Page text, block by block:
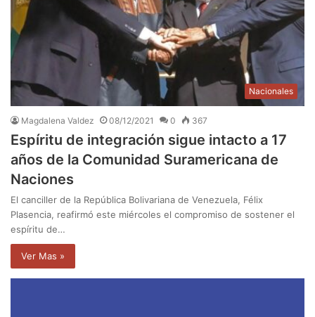
Nacionales
Magdalena Valdez 08/12/2021 0 367
Espíritu de integración sigue intacto a 17
años de la Comunidad Suramericana de
Naciones
El canciller de la República Bolivariana de Venezuela, Félix
Plasencia, reafirmó este miércoles el compromiso de sostener el
espíritu de…
Ver Mas »